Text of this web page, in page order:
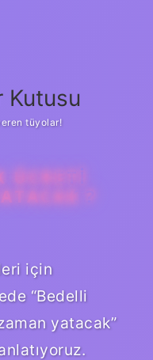
Kutusu
tüyolar!
?
için
“Bedelli
yatacak”